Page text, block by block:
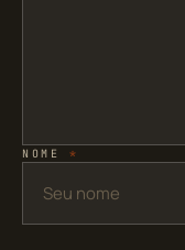
NOME *